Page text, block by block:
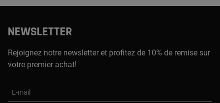
NEWSLETTER
Rejoignez notre newsletter et profitez de 10% de remise sur
votre premier achat!
E-mail